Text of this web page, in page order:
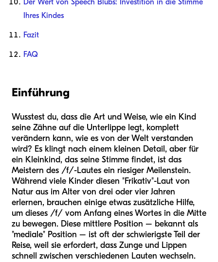
Der Wert von Speech Blubs: Investition in die Stimme
Ihres Kindes
Fazit
FAQ
Einführung
Wusstest du, dass die Art und Weise, wie ein Kind
seine Zähne auf die Unterlippe legt, komplett
verändern kann, wie es von der Welt verstanden
wird? Es klingt nach einem kleinen Detail, aber für
ein Kleinkind, das seine Stimme findet, ist das
Meistern des /f/-Lautes ein riesiger Meilenstein.
Während viele Kinder diesen "Frikativ"-Laut von
Natur aus im Alter von drei oder vier Jahren
erlernen, brauchen einige etwas zusätzliche Hilfe,
um dieses /f/ vom Anfang eines Wortes in die Mitte
zu bewegen. Diese mittlere Position – bekannt als
"mediale" Position – ist oft der schwierigste Teil der
Reise, weil sie erfordert, dass Zunge und Lippen
schnell zwischen verschiedenen Lauten wechseln.